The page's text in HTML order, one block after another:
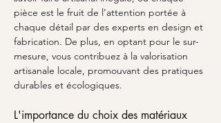
pièce est le fruit de l'attention portée à
chaque détail par des experts en design et
fabrication. De plus, en optant pour le sur-
mesure, vous contribuez à la valorisation
artisanale locale, promouvant des pratiques
durables et écologiques.
L'importance du choix des matériaux